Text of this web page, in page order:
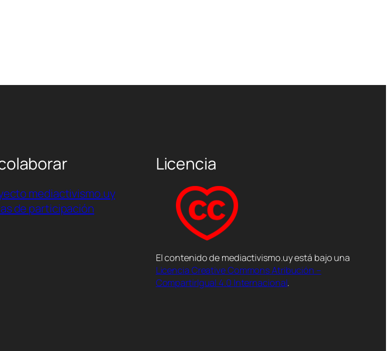
mediactivismo.uy
de participación
Licencia
El contenido de mediactivismo.uy está bajo una
Licencia Creative Commons Atribución –
CompartirIgual 4.0 Internacional.